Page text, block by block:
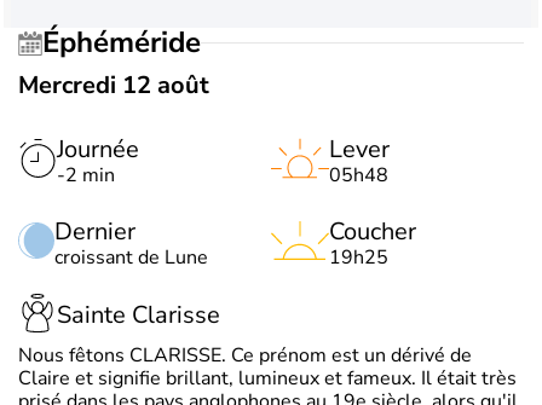
Éphéméride
Mercredi 12 août
Journée
-2 min
Dernier
croissant de Lune
Lever
05h48
Coucher
19h25
Sainte Clarisse
Nous fêtons CLARISSE. Ce prénom est un dérivé de
Claire et signifie brillant, lumineux et fameux. Il était très